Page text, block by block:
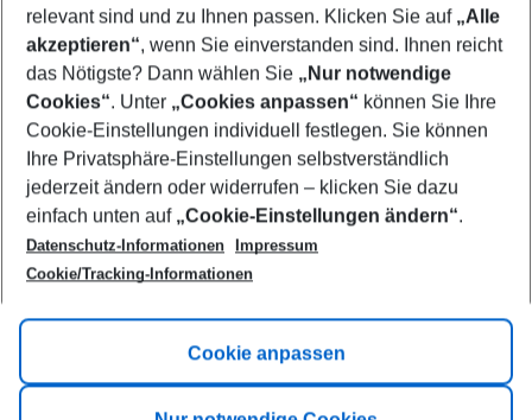
Show more filter
Footer
Footer navigation
Title A
Link A
relevant sind und zu Ihnen passen. Klicken Sie auf „Alle
akzeptieren“, wenn Sie einverstanden sind. Ihnen reicht
das Nötigste? Dann wählen Sie „Nur notwendige
Cookies“. Unter „Cookies anpassen“ können Sie Ihre
Cookie-Einstellungen individuell festlegen. Sie können
Ihre Privatsphäre-Einstellungen selbstverständlich
jederzeit ändern oder widerrufen – klicken Sie dazu
einfach unten auf „Cookie-Einstellungen ändern“.
Datenschutz-Informationen
Impressum
Cookie/Tracking-Informationen
Cookie anpassen